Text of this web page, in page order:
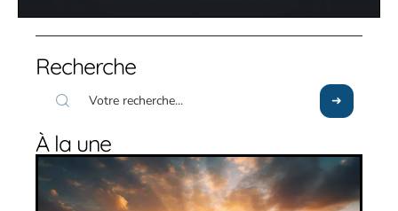
Recherche
À la une